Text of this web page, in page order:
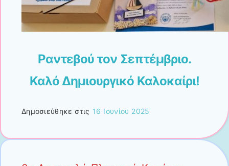
Ραντεβού τον Σεπτέμβριο.
Καλό Δημιουργικό Καλοκαίρι!
Δημοσιεύθηκε στις 16 Ιουνίου 2025